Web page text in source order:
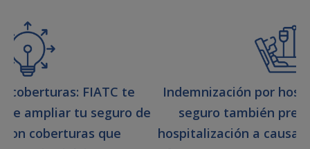
coberturas: FIATC te
de ampliar tu seguro de
coberturas que
Indemnización por
seguro también
hospitalización a causa